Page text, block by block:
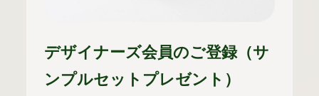
デザイナーズ会員のご登録（サ
ンプルセットプレゼント）